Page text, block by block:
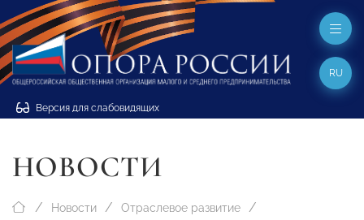
Версия для слабовидящих
RU
НОВОСТИ
Новости Отраслевое развитие